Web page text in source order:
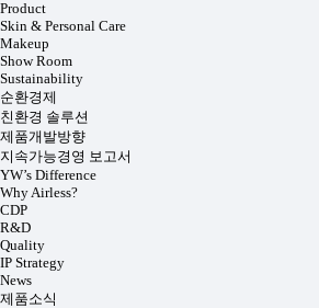
Product
Skin & Personal Care
Makeup
Show Room
Sustainability
순환경제
친환경 솔루션
제품개발방향
지속가능경영 보고서
YW’s Difference
Why Airless?
CDP
R&D
Quality
IP Strategy
News
제품소식